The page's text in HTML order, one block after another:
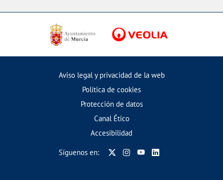
Aviso legal y privacidad de la web
Política de cookies
Protección de datos
Canal Ético
Accesibilidad
Síguenos en: